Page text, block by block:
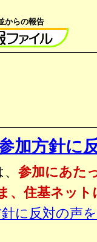
からの報告
加方針に
参加にあた
、住基ネッ
に反対の声